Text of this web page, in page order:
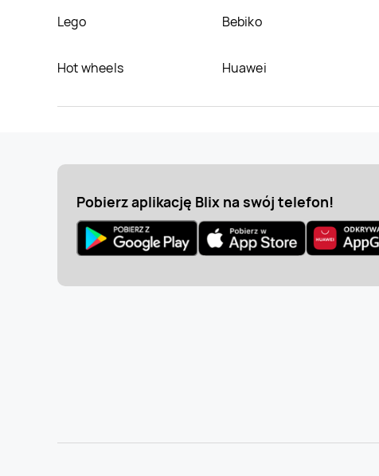
Lego Bebiko
Hot wheels Huawei
Pobierz aplikację Blix na swój telefon!